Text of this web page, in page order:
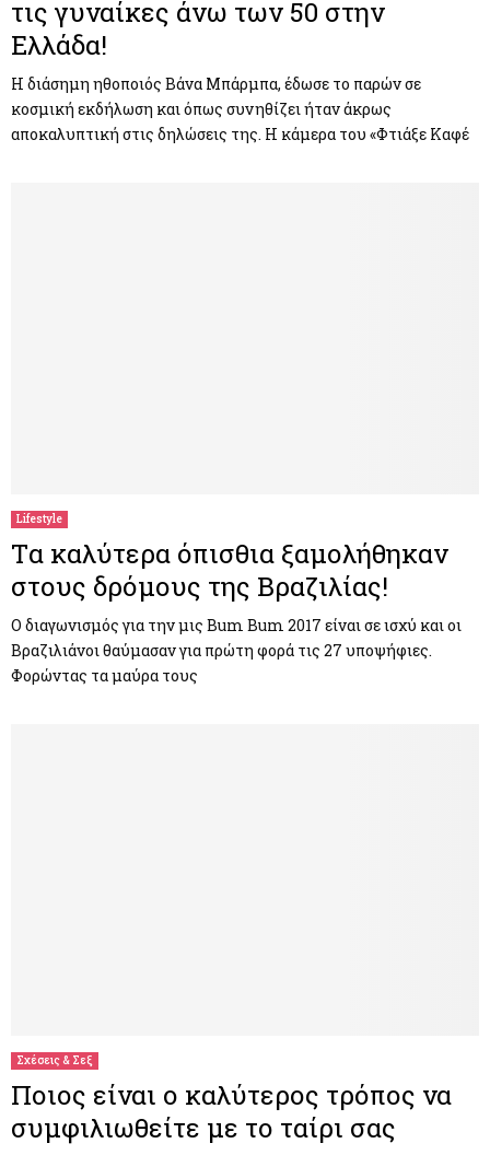
τις γυναίκες άνω των 50 στην
Ελλάδα!
Η διάσημη ηθοποιός Βάνα Μπάρμπα, έδωσε το παρών σε
κοσμική εκδήλωση και όπως συνηθίζει ήταν άκρως
αποκαλυπτική στις δηλώσεις της. Η κάμερα του «Φτιάξε Καφέ
Lifestyle
Tα καλύτερα όπισθια ξαμολήθηκαν
στους δρόμους της Βραζιλίας!
Ο διαγωνισμός για την μις Bum Bum 2017 είναι σε ισχύ και οι
Βραζιλιάνοι θαύμασαν για πρώτη φορά τις 27 υποψήφιες.
Φoρώντας τα μαύρα τους
Σχέσεις & Σεξ
Ποιος είναι ο καλύτερος τρόπος να
συμφιλιωθείτε με το ταίρι σας